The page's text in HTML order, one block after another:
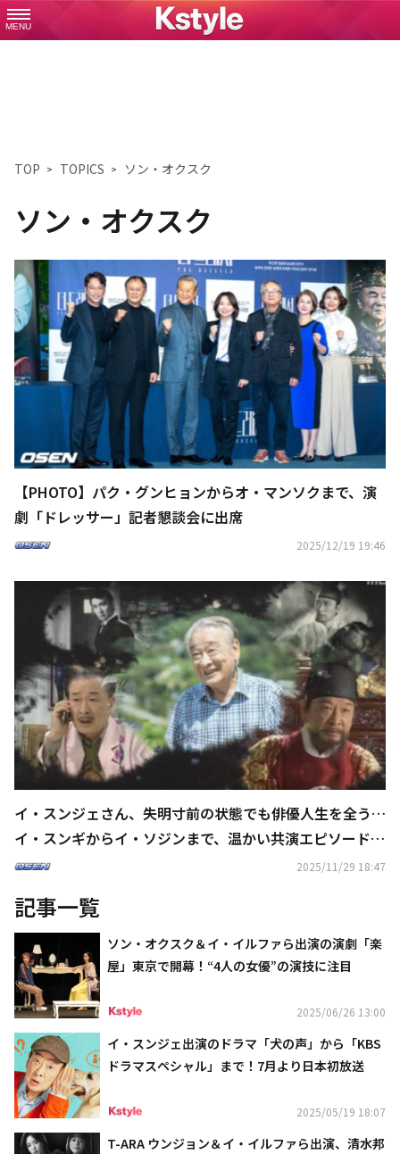
MENU
TOP TOPICS ソン・オクスク
ソン・オクスク
【PHOTO】パク・グンヒョンからオ・マンソクまで、演
劇「ドレッサー」記者懇談会に出席
2025/12/19 19:46
イ・スンジェさん、失明寸前の状態でも俳優人生を全う…
イ・スンギからイ・ソジンまで、温かい共演エピソードを
回想
2025/11/29 18:47
記事一覧
ソン・オクスク＆イ・イルファら出演の演劇「楽
屋」東京で開幕！“4人の女優”の演技に注目
2025/06/26 13:00
イ・スンジェ出演のドラマ「犬の声」から「KBS
ドラマスペシャル」まで！7月より日本初放送
2025/05/19 18:07
T-ARA ウンジョン＆イ・イルファら出演、清水邦